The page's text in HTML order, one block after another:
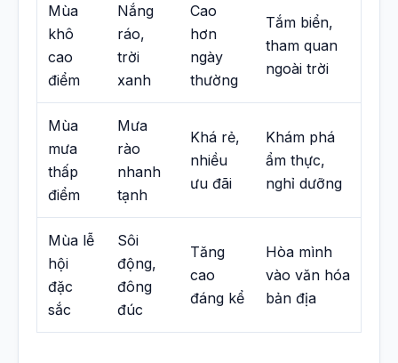
Mùa
khô
cao
điểm
Nắng
ráo,
trời
xanh
Cao
hơn
ngày
thường
Tắm biển,
tham quan
ngoài trời
Mùa
mưa
thấp
điểm
Mưa
rào
nhanh
tạnh
Khá rẻ,
nhiều
ưu đãi
Khám phá
ẩm thực,
nghỉ dưỡng
Mùa lễ
hội
đặc
sắc
Sôi
động,
đông
đúc
Tăng
cao
đáng kể
Hòa mình
vào văn hóa
bản địa